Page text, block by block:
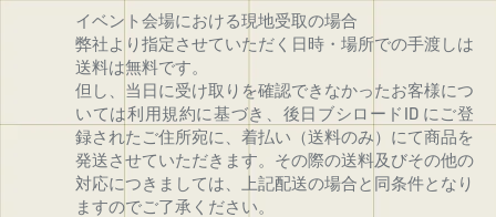
イベント会場における現地受取の場合
弊社より指定させていただく日時・場所での手渡しは
送料は無料です。
但し、当日に受け取りを確認できなかったお客様につ
いては利用規約に基づき、後日ブシロードID にご登
録されたご住所宛に、着払い（送料のみ）にて商品を
発送させていただきます。その際の送料及びその他の
対応につきましては、上記配送の場合と同条件となり
ますのでご了承ください。